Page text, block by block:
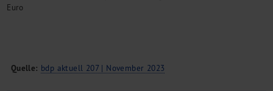
Euro
Quelle: bdp aktuell 207 | November 2023